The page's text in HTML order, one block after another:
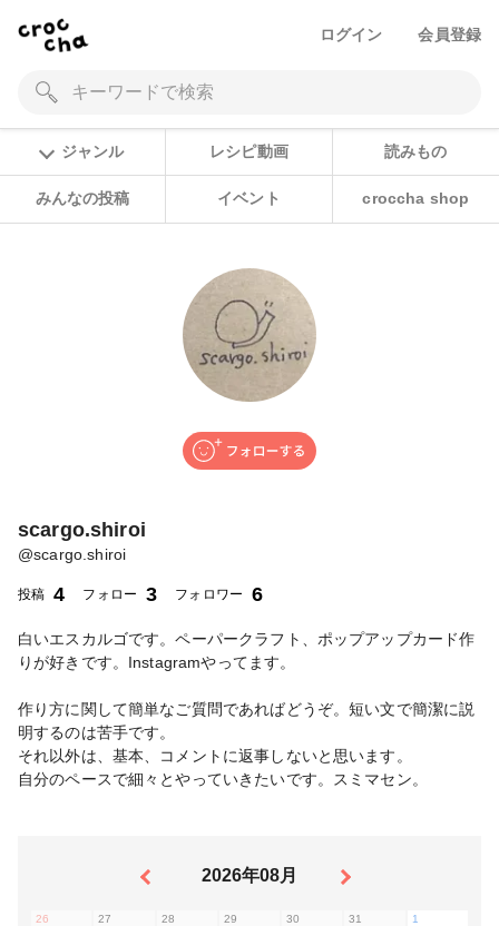
ログイン 会員登録
ジャンル レシピ動画 読みもの
みんなの投稿 イベント croccha shop
scargo.shiroi
@scargo.shiroi
投稿 4 フォロー 3 フォロワー 6
白いエスカルゴです。ペーパークラフト、ポップアップカード作
りが好きです。Instagramやってます。
作り方に関して簡単なご質問であればどうぞ。短い文で簡潔に説
明するのは苦手です。
それ以外は、基本、コメントに返事しないと思います。
自分のペースで細々とやっていきたいです。スミマセン。
2026年08月
26 27 28 29 30 31 1